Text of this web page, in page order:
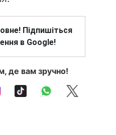
Підпишіться
в Google!
де вам зручно!